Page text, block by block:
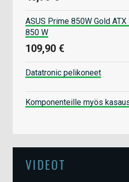
ASUS Prime 850W Gold
850 W
109,90 €
Datatronic pelikoneet
Komponenteille myös
VIDEOT